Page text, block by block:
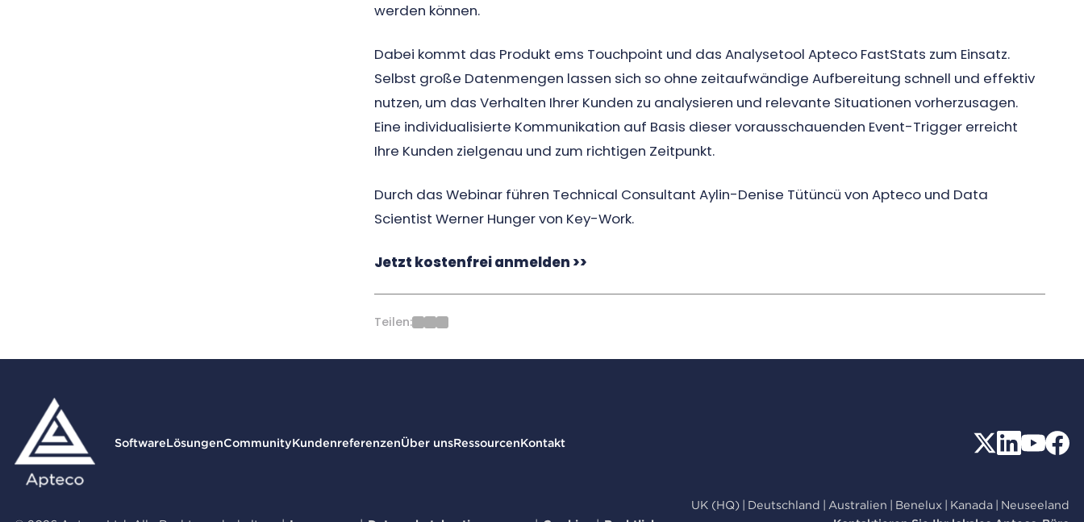
werden können.
Dabei kommt das Produkt ems Touchpoint und das Analysetool Apteco FastStats zum Einsatz.
Selbst große Datenmengen lassen sich so ohne zeitaufwändige Aufbereitung schnell und effektiv
nutzen, um das Verhalten Ihrer Kunden zu analysieren und relevante Situationen vorherzusagen.
Eine individualisierte Kommunikation auf Basis dieser vorausschauenden Event-Trigger erreicht
Ihre Kunden zielgenau und zum richtigen Zeitpunkt.
Durch das Webinar führen Technical Consultant Aylin-Denise Tütüncü von Apteco und Data
Scientist Werner Hunger von Key-Work.
Jetzt kostenfrei anmelden >>
Teilen:
SoftwareLösungenCommunityKundenreferenzenÜber unsRessourcenKontakt
UK (HQ) | Deutschland | Australien | Benelux | Kanada | Neuseeland